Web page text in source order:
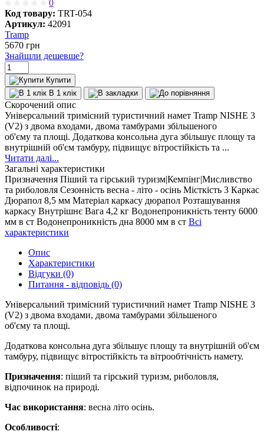
0
Код товару: TRT-054
Артикул: 42091
Tramp
5670 грн
Знайшли дешевше?
Купити
В 1 клік
Скорочений опис
Універсальний тримісний туристичний намет Tramp NISHE 3
(V2) з двома входами, двома тамбурами збільшеного
об'єму та площі. Додаткова консольна дуга збільшує площу та
внутрішній об'єм тамбуру, підвищує вітростійкість та ...
Читати далі...
Загальні характеристики
Призначення Піший та гірський туризм|Кемпінг|Мисливство
та риболовля Сезонність весна - літо - осінь Місткість 3 Каркас
Дюрапол 8,5 мм Матеріал каркасу дюрапол Розташування
каркасу Внутрішнє Вага 4,2 кг Водонепроникність тенту 6000
мм в ст Водонепроникність дна 8000 мм в ст Всі
характеристики
Опис
Характеристики
Відгуки (0)
Питання - відповідь (0)
Універсальний тримісний туристичний намет Tramp NISHE 3
(V2) з двома входами, двома тамбурами збільшеного
об'єму та площі.
Додаткова консольна дуга збільшує площу та внутрішній об'єм
тамбуру, підвищує вітростійкість та вітрообтічність намету.
Призначення: піший та гірський туризм, риболовля,
відпочинок на природі.
Час використання: весна літо осінь.
Особливості: